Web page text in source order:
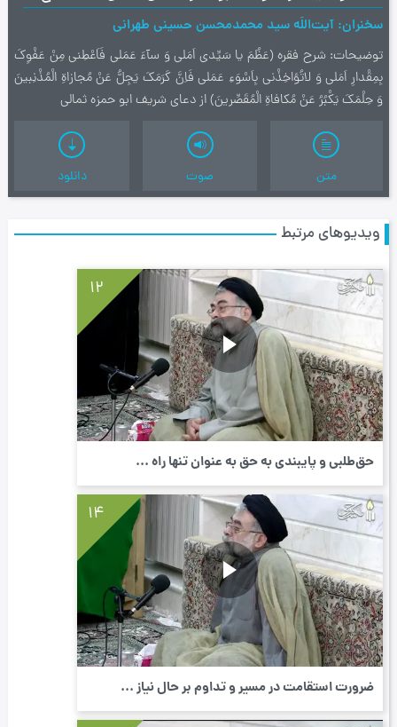
سخنران آیت‌اللَه سید محمدمحسن حسینی طهرانی
توضیحات شرح فقره (عَظُمَ یا سَیِّدى اَمَلى وَ سآءَ عَمَلى فَاَعْطِنى مِنْ عَفْوِکَ
بِمِقْدارِ اَمَلى وَ لاتُؤاخِذْنى بِاَسْوَءِ عَمَلى فَاِنَّ كَرَمَكَ يَجِلُّ عَنْ مُجازاةِ الْمُذْنِبينَ
وَ حِلْمَكَ يَكْبُرُ عَنْ مُكافاةِ الْمُقَصِّرينَ) از دعای شریف ابو حمزه ثمالی
متن صوت دانلود
ویدیوهای مرتبط
12
حق‌طلبی و پایبندی به حق به عنوان تنها راه ...
14
ضرورت استقامت در مسیر و تداوم بر حال نیاز ...